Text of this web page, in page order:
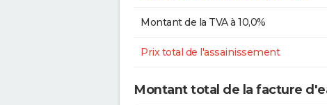
Montant de la TVA à 10,0%
Prix total de l'assainissement
Montant total de la facture